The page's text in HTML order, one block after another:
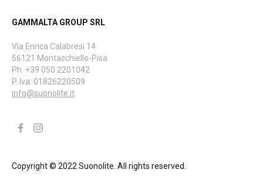
GAMMALTA GROUP SRL
Via Enrica Calabresi 14
56121 Montacchiello-Pisa
Ph. +39 050 2201042
P. Iva: 01826220509
info@suonolite.it
Copyright © 2022 Suonolite. All rights reserved.